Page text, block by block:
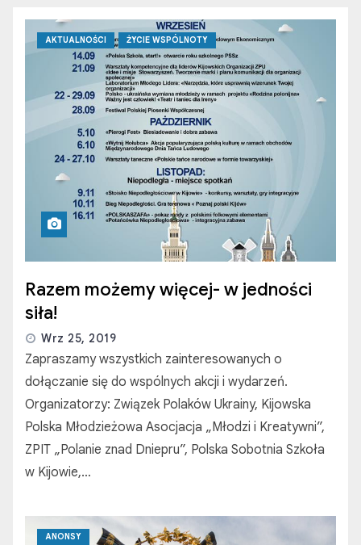
AKTUALNOŚCI ŻYCIE WSPÓLNOTY
Razem możemy więcej- w jedności
siła!
Wrz 25, 2019
Zapraszamy wszystkich zainteresowanych o
dołączanie się do wspólnych akcji i wydarzeń.
Organizatorzy: Związek Polaków Ukrainy, Kijowska
Polska Młodzieżowa Asocjacja „Młodzi i Kreatywni”,
ZPIT „Polanie znad Dniepru”, Polska Sobotnia Szkoła
w Kijowie,…
ANONSY